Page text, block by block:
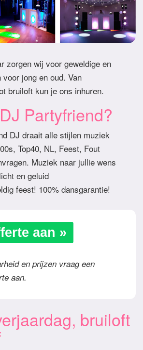
zorgen wij voor geweldige en
jong en oud. Van
bruiloft kun je ons inhuren.
Partyfriend?
DJ draait alle stijlen muziek
Top40, NL, Feest, Fout
Muziek naar jullie wens
en geluid
feest! 100% dansgarantie!
aan »
en prijzen vraag een
aan.
bruiloft